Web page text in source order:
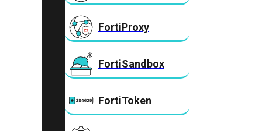
FortiProxy
FortiSandbox
FortiToken